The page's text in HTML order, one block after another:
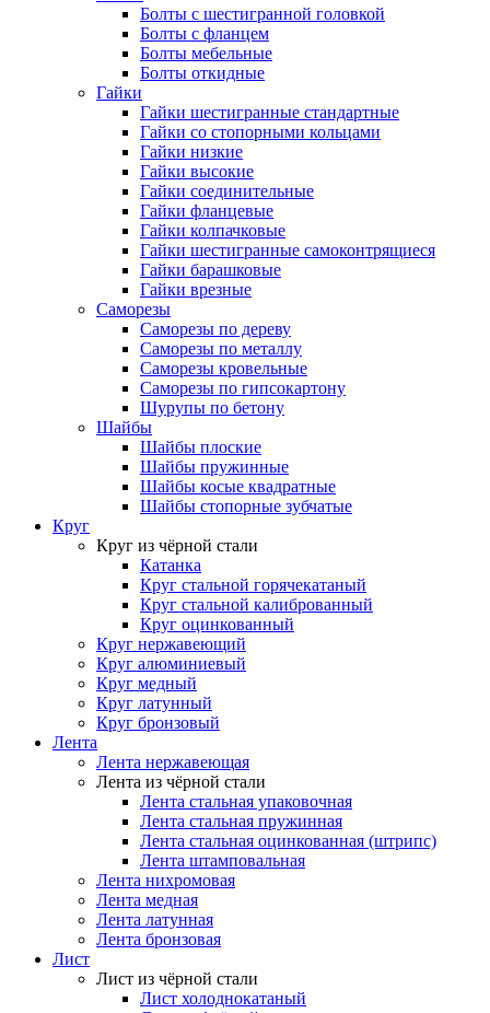
Болты с шестигранной головкой
Болты с фланцем
Болты мебельные
Болты откидные
Гайки
Гайки шестигранные стандартные
Гайки со стопорными кольцами
Гайки низкие
Гайки высокие
Гайки соединительные
Гайки фланцевые
Гайки колпачковые
Гайки шестигранные самоконтрящиеся
Гайки барашковые
Гайки врезные
Саморезы
Саморезы по дереву
Саморезы по металлу
Саморезы кровельные
Саморезы по гипсокартону
Шурупы по бетону
Шайбы
Шайбы плоские
Шайбы пружинные
Шайбы косые квадратные
Шайбы стопорные зубчатые
Круг
Круг из чёрной стали
Катанка
Круг стальной горячекатаный
Круг стальной калиброванный
Круг оцинкованный
Круг нержавеющий
Круг алюминиевый
Круг медный
Круг латунный
Круг бронзовый
Лента
Лента нержавеющая
Лента из чёрной стали
Лента стальная упаковочная
Лента стальная пружинная
Лента стальная оцинкованная (штрипс)
Лента штамповальная
Лента нихромовая
Лента медная
Лента латунная
Лента бронзовая
Лист
Лист из чёрной стали
Лист холоднокатаный